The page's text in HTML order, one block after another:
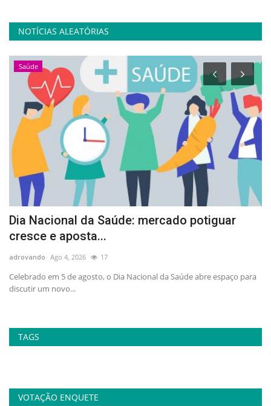
NOTÍCIAS ALEATÓRIAS
Saúde
Dia Nacional da Saúde: mercado potiguar
cresce e aposta...
adrovando Ago 4, 2026 17
Celebrado em 5 de agosto, o Dia Nacional da Saúde abre espaço para
discutir um novo...
TAGS
VOTAÇÃO ENQUETE